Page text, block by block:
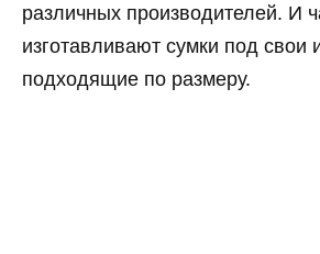
различных производителей. И
изготавливают сумки под свои
подходящие по размеру.